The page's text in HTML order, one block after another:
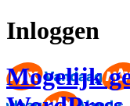
Inloggen
Mogelijk